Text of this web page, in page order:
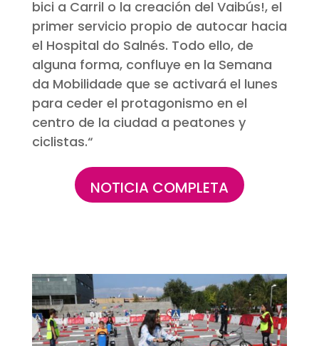
bici a Carril o la creación del Vaibús!, el
primer servicio propio de autocar hacia
el Hospital do Salnés. Todo ello, de
alguna forma, confluye en la Semana
da Mobilidade que se activará el lunes
para ceder el protagonismo en el
centro de la ciudad a peatones y
ciclistas.“
NOTICIA COMPLETA